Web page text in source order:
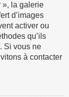
», la galerie
d’images
activer ou
qu’ils
Si vous ne
à contacter